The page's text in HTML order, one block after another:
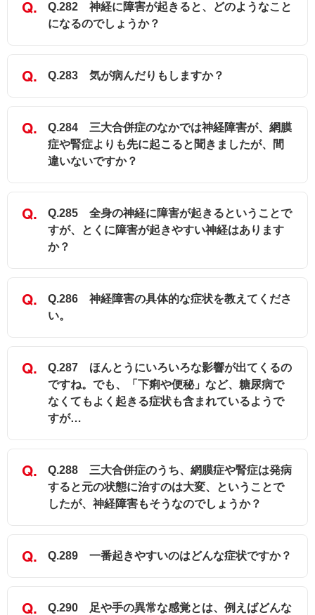
Q.282 神経に障害が起きると、どのようなこと
になるのでしょうか？
Q.283 気が病んだりもしますか？
Q.284 三大合併症のなかでは神経障害が、網膜
症や腎症よりも先に起こると聞きましたが、間
違いないですか？
Q.285 全身の神経に障害が起きるということで
すが、とくに障害が起きやすい神経はあります
か？
Q.286 神経障害の具体的な症状を教えてくださ
い。
Q.287 ほんとうにいろいろな影響が出てくるの
ですね。でも、「下痢や便秘」など、糖尿病で
なくてもよく起きる症状も含まれているようで
すが…
Q.288 三大合併症のうち、網膜症や腎症は発病
すると元の状態に治すのは大変、ということで
したが、神経障害もそうなのでしょうか？
Q.289 一番起きやすいのはどんな症状ですか？
Q.290 足や手の異常な感覚とは、例えばどんな